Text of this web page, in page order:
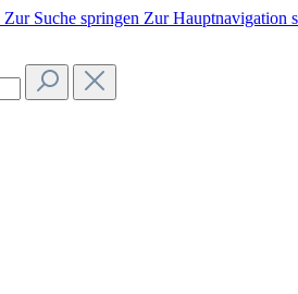
Zur Suche springen Zur Hauptnavigation